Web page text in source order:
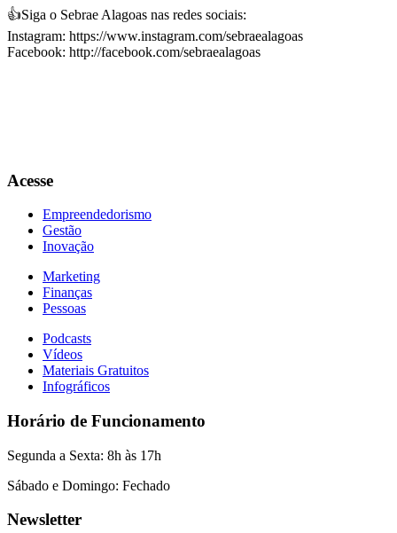
👍Siga o Sebrae Alagoas nas redes sociais:
Instagram: https://www.instagram.com/sebraealagoas
Facebook: http://facebook.com/sebraealagoas
Acesse
Empreendedorismo
Gestão
Inovação
Marketing
Finanças
Pessoas
Podcasts
Vídeos
Materiais Gratuitos
Infográficos
Horário de Funcionamento
Segunda a Sexta: 8h às 17h
Sábado e Domingo: Fechado
Newsletter